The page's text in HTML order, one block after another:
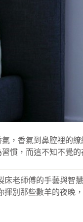
，香氣到鼻腔裡的
慣，而這不知不覺
床老師傅的手藝與智
別那些數羊的夜晚